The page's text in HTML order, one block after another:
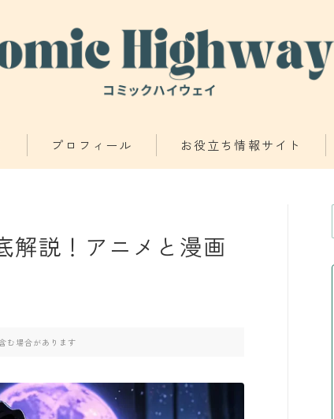
プロフィール お役立ち情報サイト
少年・青年向け
TL・BL漫画
漫画
葬送のフリーレン
解説！アニメと漫画
む場合があります